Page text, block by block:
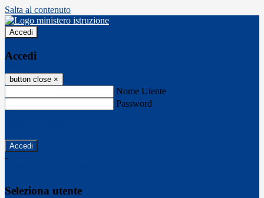
Salta al contenuto
Accedi
Accedi
button close ×
Nome Utente
Password
-
Seleziona utente